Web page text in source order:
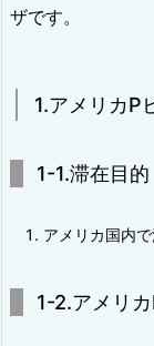
ザです。
1.アメリカP
1-1.滞在目的
アメリカ国内
1-2.アメリ